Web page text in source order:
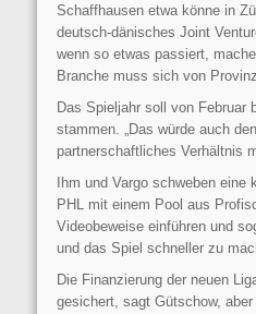
Schaffhausen etwa könne in
deutsch-dänisches Joint
wenn so etwas passiert,
Branche muss sich von
Das Spieljahr soll von Februar
stammen. „Das würde auch
partnerschaftliches Verhältnis
Ihm und Vargo schweben eine
PHL mit einem Pool aus
Videobeweise einführen und
und das Spiel schneller zu
Die Finanzierung der neuen
gesichert, sagt Gütschow,